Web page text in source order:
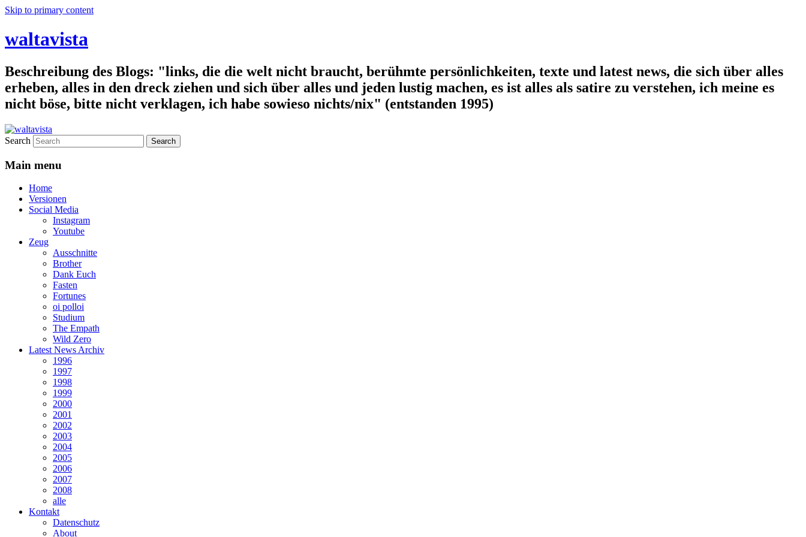
Skip to primary content
waltavista
Beschreibung des Blogs: "links, die die welt nicht braucht, berühmte persönlichkeiten, texte und latest news, die sich über alles
erheben, alles in den dreck ziehen und sich über alles und jeden lustig machen, es ist alles als satire zu verstehen, ich meine es
nicht böse, bitte nicht verklagen, ich habe sowieso nichts/nix" (entstanden 1995)
Search
Main menu
Home
Versionen
Social Media
Instagram
Youtube
Zeug
Ausschnitte
Brother
Dank Euch
Fasten
Fortunes
oi polloi
Studium
The Empath
Wild Zero
Latest News Archiv
1996
1997
1998
1999
2000
2001
2002
2003
2004
2005
2006
2007
2008
alle
Kontakt
Datenschutz
About